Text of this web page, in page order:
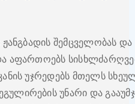
ჟანგბადის შემცველობას
აფართოებს
უჯრედებს მთელს
უნარი და